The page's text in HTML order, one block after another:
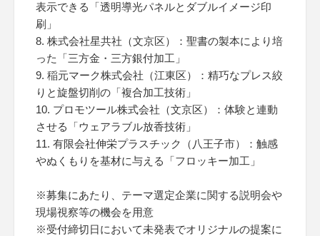
表示できる「透明導光パネルとダブルイメージ印
刷」
8. 株式会社星共社（文京区）：聖書の製本により培
った「三方金・三方銀付加工」
9. 稲元マーク株式会社（江東区）：精巧なプレス絞
りと旋盤切削の「複合加工技術」
10. プロモツール株式会社（文京区）：体験と連動
させる「ウェアラブル放香技術」
11. 有限会社伸栄プラスチック（八王子市）：触感
やぬくもりを基材に与える「フロッキー加工」
※募集にあたり、テーマ選定企業に関する説明会や
現場視察等の機会を用意
※受付締切日において未発表でオリジナルの提案に